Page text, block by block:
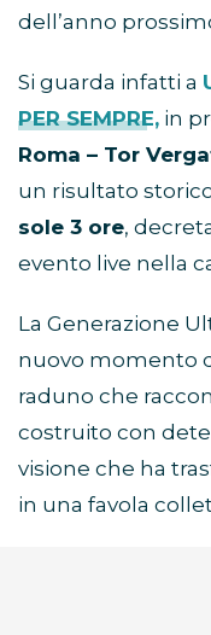
dell’anno
Si guarda infatti a
PER SEMPRE, in
Roma – Tor
un risultato
sole 3 ore,
evento live nella
La Generazione
nuovo momento
raduno che
costruito con
visione che ha
in una favola